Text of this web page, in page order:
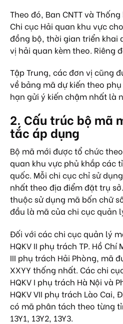
Theo đó, Ban CNTT và
Chi cục Hải quan khu vực
đồng bộ, thời gian triển khai
vị hải quan kèm theo. Riêng
Tập Trung, các đơn vị cũng
về bảng mã dự kiến theo
hạn gửi ý kiến chậm nhất là
2. Cấu trúc bộ mã
tắc áp dụng
Bộ mã mới được tổ chức
quan khu vực phủ khắp các
quốc. Mỗi chi cục chỉ sử
nhất theo địa điểm đặt trụ
thuộc sử dụng mã bốn chữ
đầu là mã của chi cục quản
Đối với các chi cục quản lý
HQKV II phụ trách TP. Hồ Chí
III phụ trách Hải Phòng, mã
XXYY thống nhất. Các chi
HQKV I phụ trách Hà Nội và
HQKV VII phụ trách Lào Cai,
có mã phân tách theo từng
13Y1, 13Y2, 13Y3.